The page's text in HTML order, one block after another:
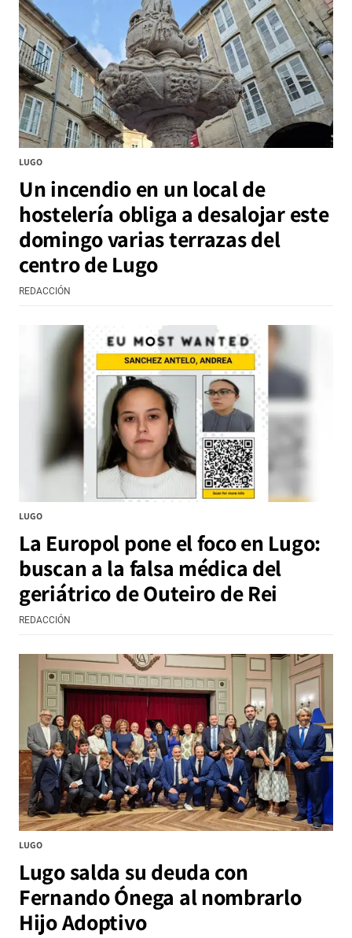
LUGO
Un incendio en un local de
hostelería obliga a desalojar este
domingo varias terrazas del
centro de Lugo
REDACCIÓN
LUGO
La Europol pone el foco en Lugo:
buscan a la falsa médica del
geriátrico de Outeiro de Rei
REDACCIÓN
LUGO
Lugo salda su deuda con
Fernando Ónega al nombrarlo
Hijo Adoptivo